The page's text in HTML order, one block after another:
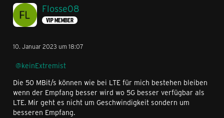
Flosse08
VIP MEMBER
10. Januar 2023 um 18:07
keinExtremist
Die 50 MBit/s können wie bei LTE für mich bestehen bleiben
wenn der Empfang besser wird wo 5G besser verfügbar als
LTE. Mir geht es nicht um Geschwindigkeit sondern um
besseren Empfang.